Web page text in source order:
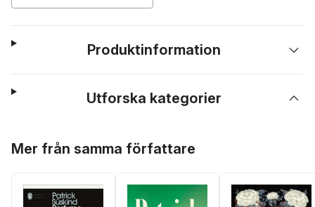
Produktinformation
Utforska kategorier
Mer från samma författare